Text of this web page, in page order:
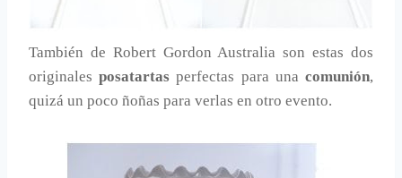
También de Robert Gordon Australia son estas dos
originalesposatartas perfectas para unacomunión,
quizá un poco ñoñas para verlas en otro evento.